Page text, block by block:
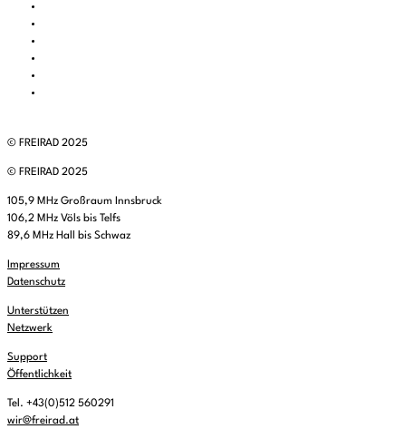
© FREIRAD 2025
© FREIRAD 2025
105,9 MHz Großraum Innsbruck
106,2 MHz Völs bis Telfs
89,6 MHz Hall bis Schwaz
Impressum
Datenschutz
Unterstützen
Netzwerk
Support
Öffentlichkeit
Tel. +43(0)512 560291
wir@freirad.at